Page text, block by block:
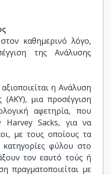
καθημερινό λόγο,
της Ανάλυσης
η Ανάλυση
(ΑΚΥ), μια προσέγγιση
αφετηρία, που
Harvey Sacks, για να
με τους οποίους τα
φύλου στο
τον εαυτό τούς ή
πραγματοποιείται με